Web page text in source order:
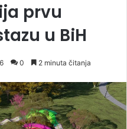
prvu
u BiH
0 2 minuta čitanja